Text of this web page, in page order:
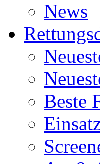
News
Beste